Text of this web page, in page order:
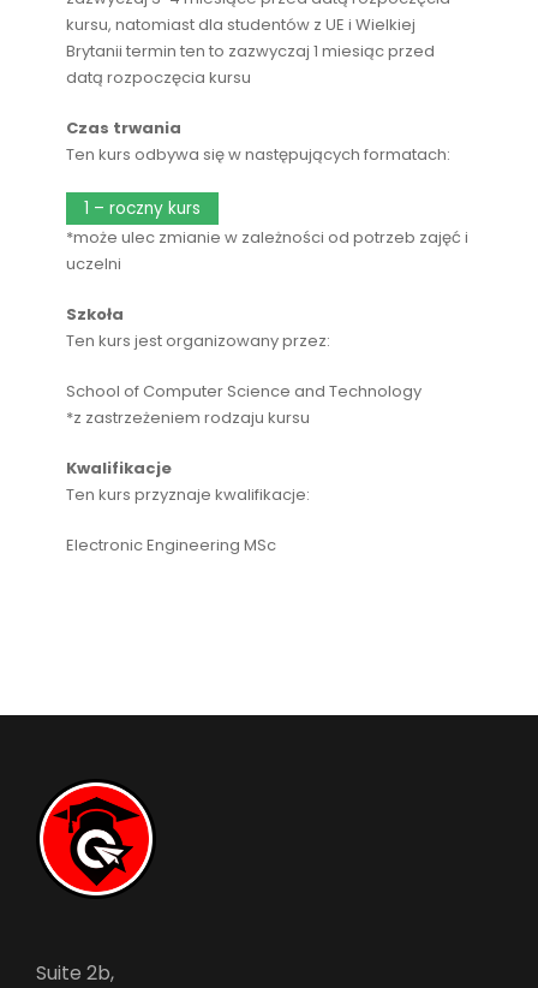
kursu, natomiast dla studentów z UE i Wielkiej
Brytanii termin ten to zazwyczaj 1 miesiąc przed
datą rozpoczęcia kursu
Czas trwania
Ten kurs odbywa się w następujących formatach:
1 – roczny kurs
*może ulec zmianie w zależności od potrzeb zajęć i
uczelni
Szkoła
Ten kurs jest organizowany przez:
School of Computer Science and Technology
*z zastrzeżeniem rodzaju kursu
Kwalifikacje
Ten kurs przyznaje kwalifikacje:
Electronic Engineering MSc
Suite 2b,